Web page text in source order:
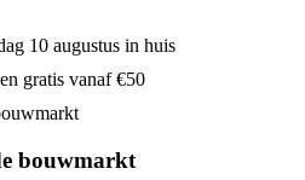
10 augustus in huis
gratis vanaf €50
bouwmarkt